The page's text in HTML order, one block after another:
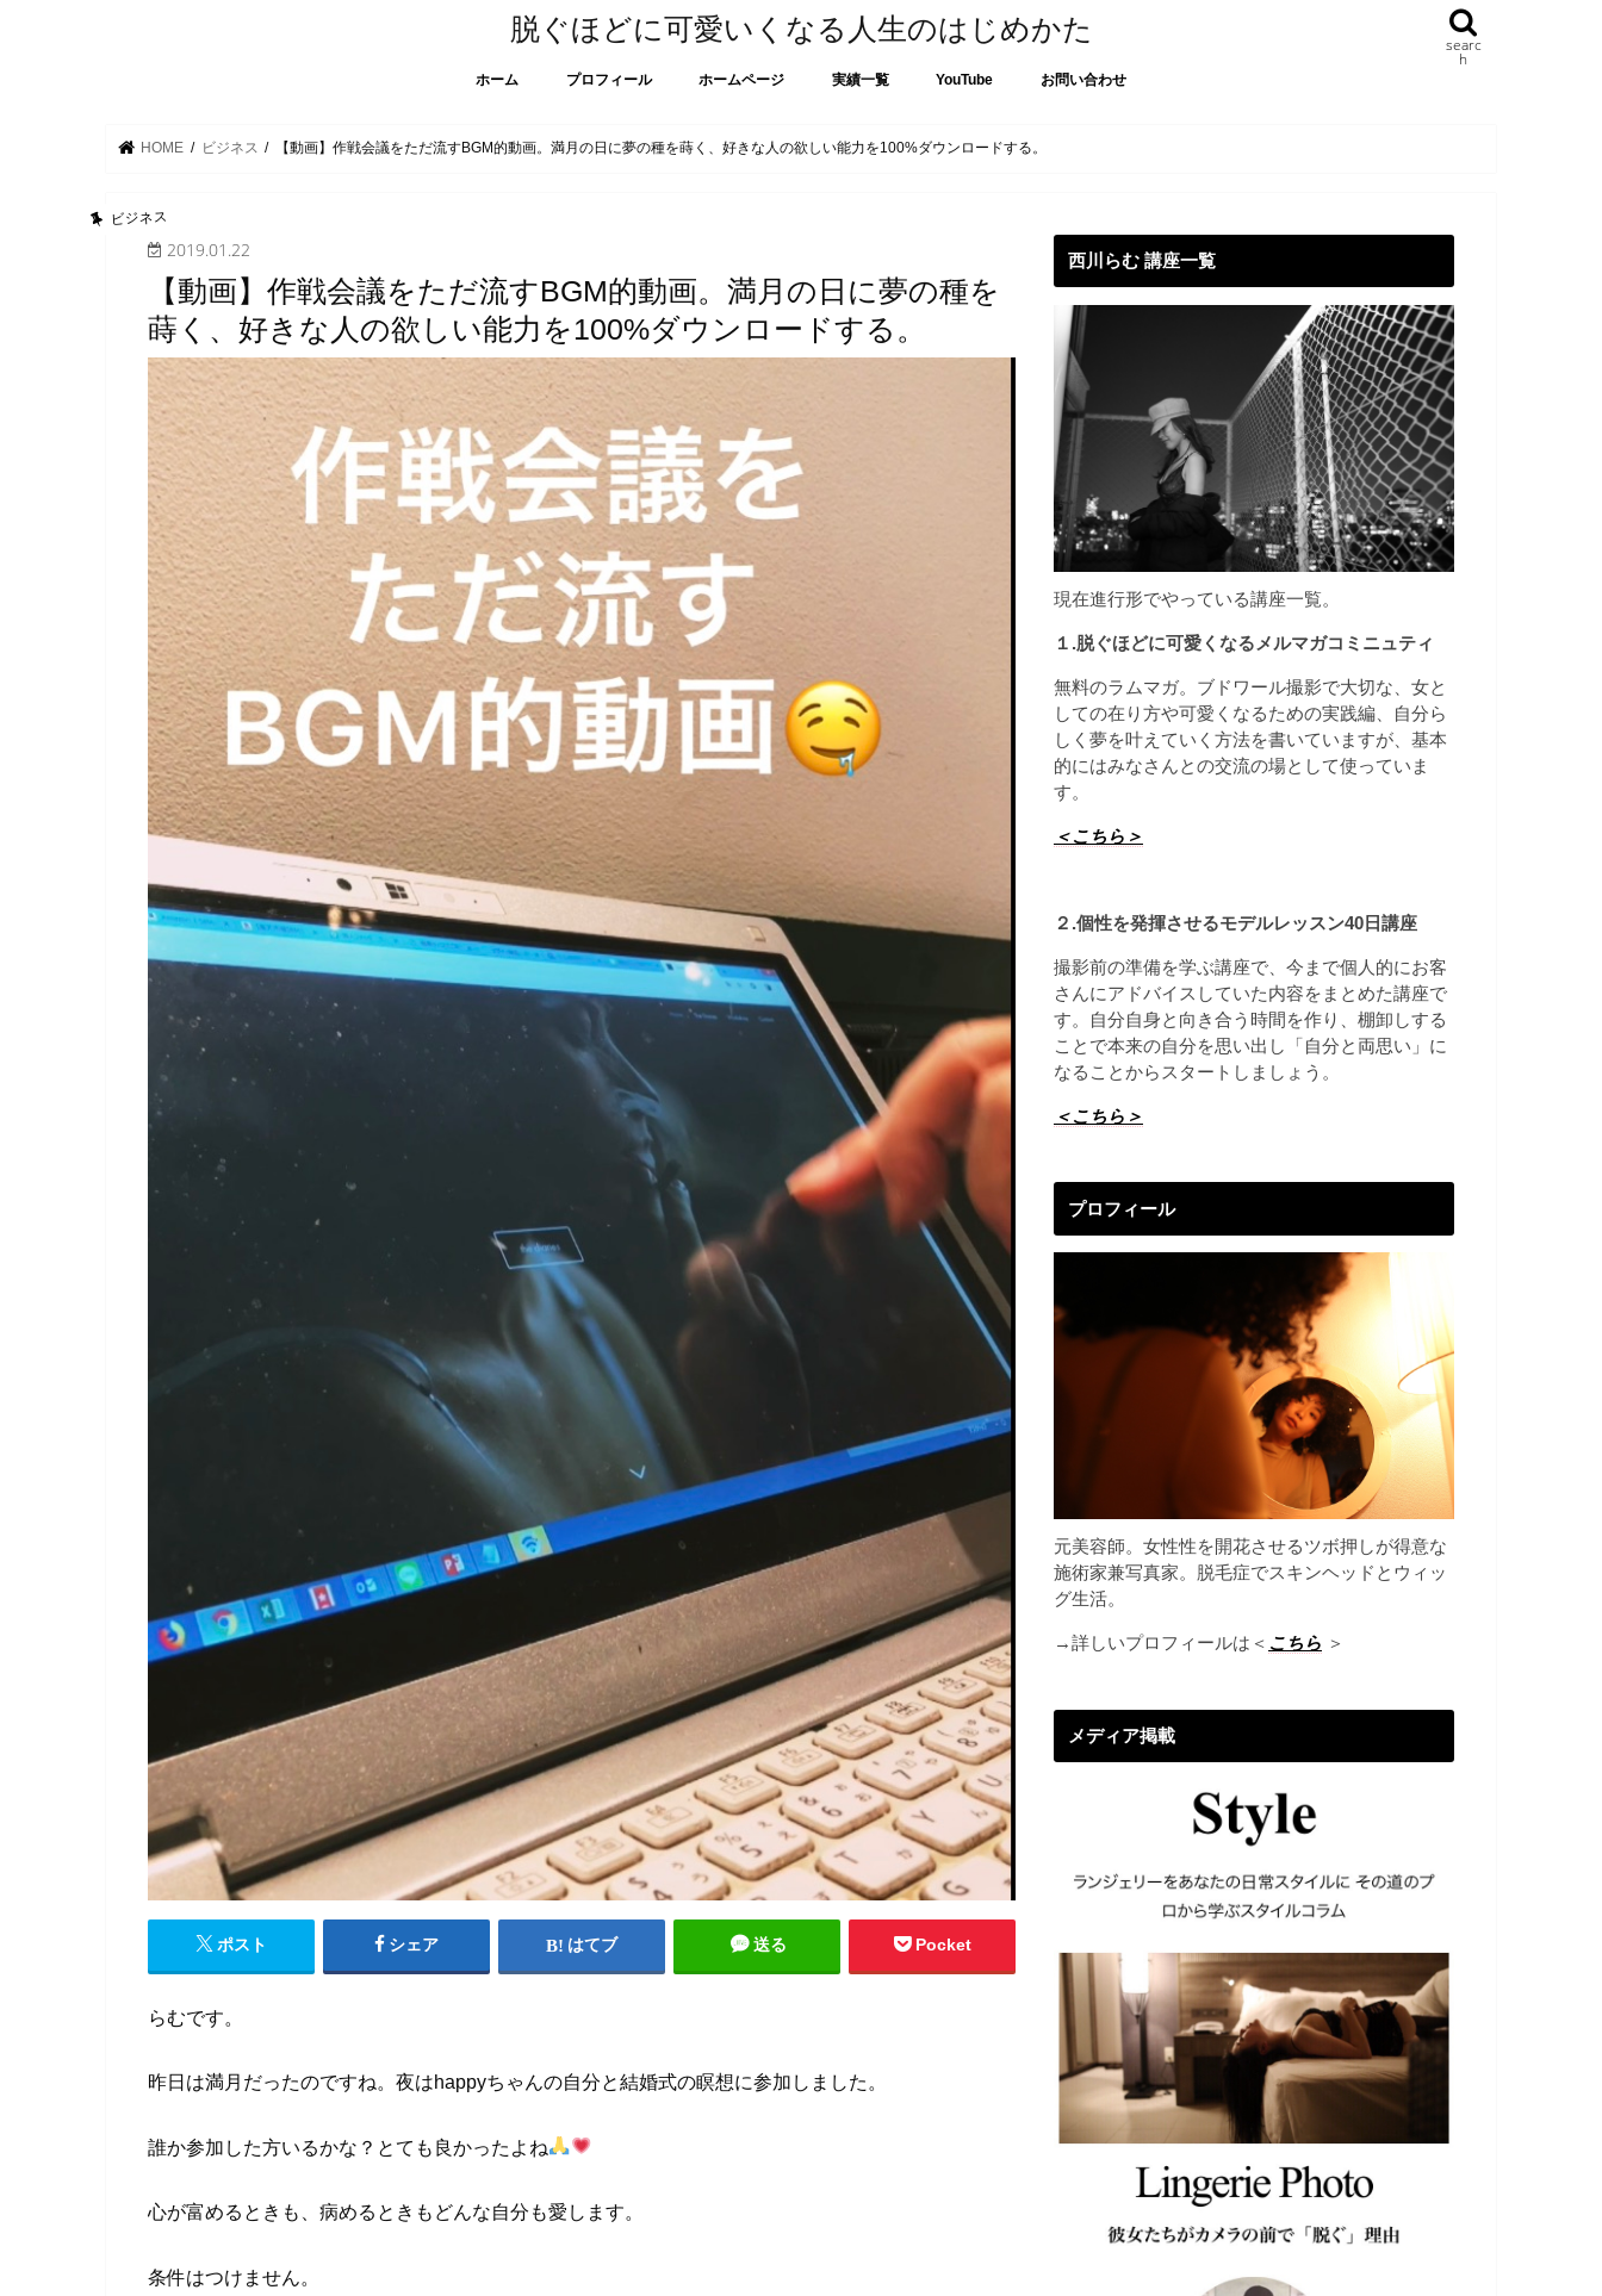
脱ぐほどに可愛いくなる人生のはじめかた
searc
h
ホーム プロフィール ホームページ 実績一覧 YouTube お問い合わせ
HOME ビジネス 【動画】作戦会議をただ流すBGM的動画。満月の日に夢の種を蒔く、好きな人の欲しい能力を100%ダウンロードする。
ビジネス
2019.01.22
【動画】作戦会議をただ流すBGM的動画。満月の日に夢の種を
蒔く、好きな人の欲しい能力を100%ダウンロードする。
ポスト シェア はてブ 送る Pocket
らむです。
昨日は満月だったのですね。夜はhappyちゃんの自分と結婚式の瞑想に参加しました。
誰か参加した方いるかな？とても良かったよね
心が富めるときも、病めるときもどんな自分も愛します。
条件はつけません。
西川らむ 講座一覧
現在進行形でやっている講座一覧。
１.脱ぐほどに可愛くなるメルマガコミニュティ
無料のラムマガ。ブドワール撮影で大切な、女と
しての在り方や可愛くなるための実践編、自分ら
しく夢を叶えていく方法を書いていますが、基本
的にはみなさんとの交流の場として使っていま
す。
＜こちら＞
２.個性を発揮させるモデルレッスン40日講座
撮影前の準備を学ぶ講座で、今まで個人的にお客
さんにアドバイスしていた内容をまとめた講座で
す。自分自身と向き合う時間を作り、棚卸しする
ことで本来の自分を思い出し「自分と両思い」に
なることからスタートしましょう。
＜こちら＞
プロフィール
元美容師。女性性を開花させるツボ押しが得意な
施術家兼写真家。脱毛症でスキンヘッドとウィッ
グ生活。
→詳しいプロフィールは＜ こちら ＞
メディア掲載